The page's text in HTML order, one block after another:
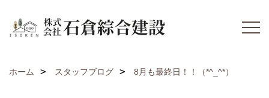
ホーム スタッフブログ 8月も最終日！！（*^_^*）